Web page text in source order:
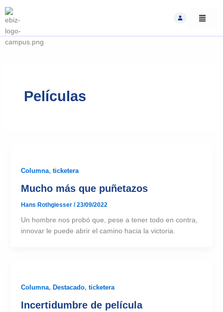
to
content
Películas
Columna, ticketera
Mucho más que puñetazos
Hans Rothgiesser /23/09/2022
Un hombre nos probó que, pese a tener todo en contra,
innovar le puede abrir el camino hacia la victoria.
Columna, Destacado, ticketera
Incertidumbre de película